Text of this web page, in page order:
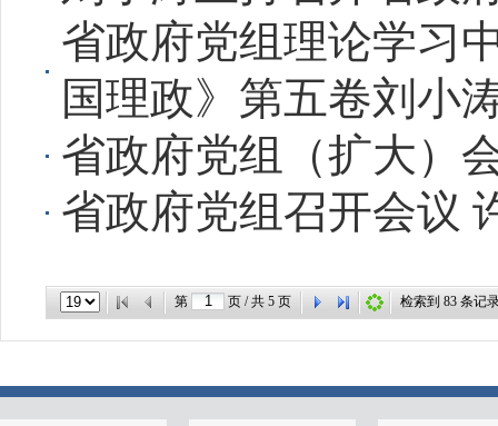
省政府党组理论学习
国理政》第五卷刘小
省政府党组（扩大）
省政府党组召开会议
第 页 / 共 5 页 检索到 83 条记